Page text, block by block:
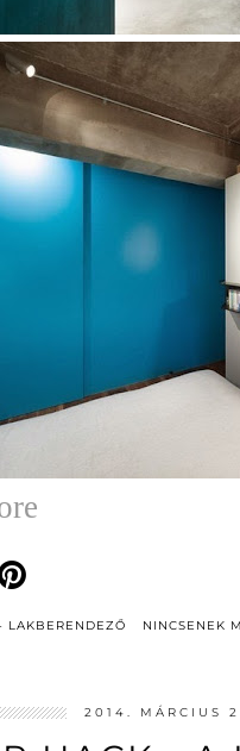
LAKBERENDEZŐ NINCSENEK
2014. MÁRCIUS